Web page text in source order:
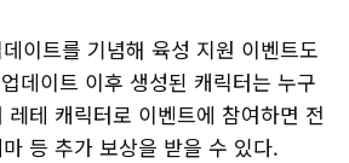
이트를 기념해 육성 지원 이벤트도
데이트 이후 생성된 캐릭터는 누구
테 캐릭터로 이벤트에 참여하면 전
등 추가 보상을 받을 수 있다.